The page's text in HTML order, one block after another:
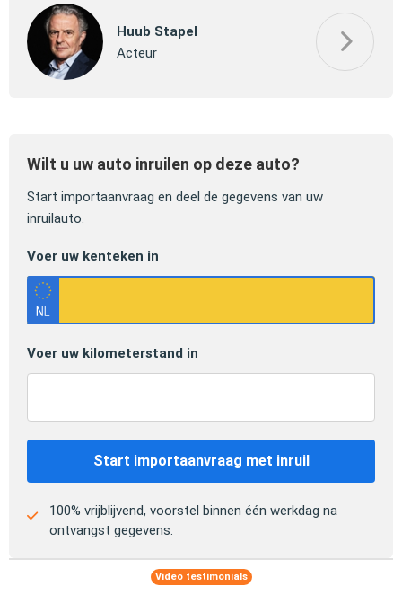
Huub Stapel
Acteur
Wilt u uw auto inruilen op deze auto?
Start importaanvraag en deel de gegevens van uw
inruilauto.
Voer uw kenteken in
Voer uw kilometerstand in
Start importaanvraag met inruil
100% vrijblijvend, voorstel binnen één werkdag na
ontvangst gegevens.
Video testimonials